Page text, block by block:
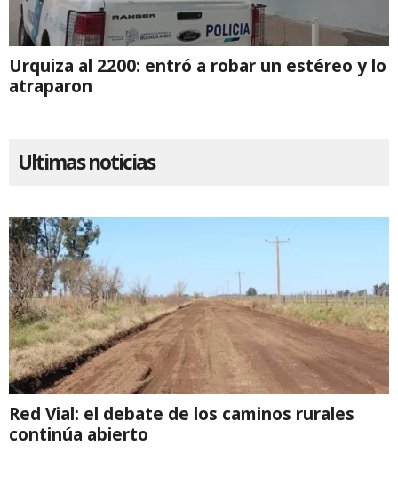
Urquiza al 2200: entró a robar un estéreo y lo
atraparon
Ultimas noticias
Red Vial: el debate de los caminos rurales
continúa abierto